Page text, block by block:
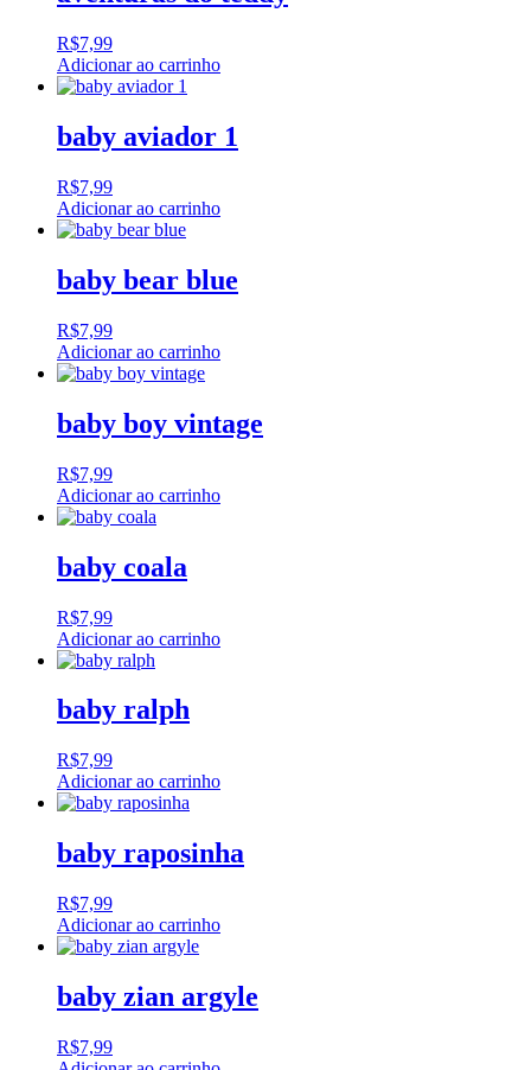
R$7,99
Adicionar ao carrinho
baby aviador 1
R$7,99
Adicionar ao carrinho
baby bear blue
R$7,99
Adicionar ao carrinho
baby boy vintage
R$7,99
Adicionar ao carrinho
baby coala
R$7,99
Adicionar ao carrinho
baby ralph
R$7,99
Adicionar ao carrinho
baby raposinha
R$7,99
Adicionar ao carrinho
baby zian argyle
R$7,99